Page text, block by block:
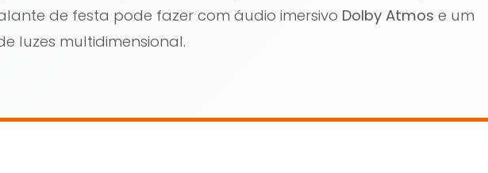
de festa pode fazer com áudio imersivo Dolby Atmos e um
luzes multidimensional.